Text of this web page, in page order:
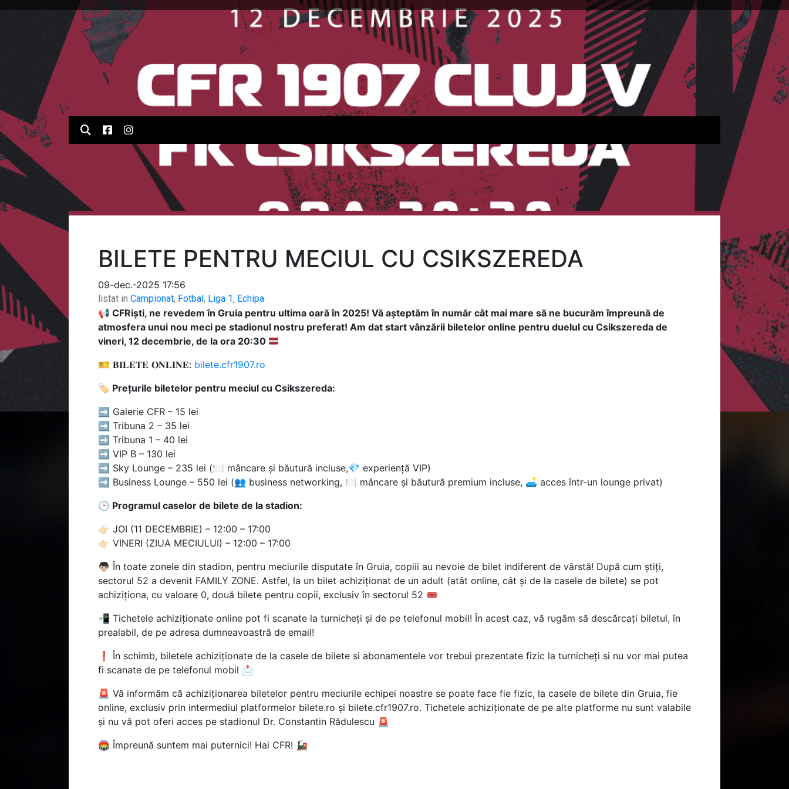
BILETE PENTRU MECIUL CU CSIKSZEREDA
09-dec.-2025 17:56
listat in Campionat, Fotbal, Liga 1, Echipa
📢 CFRiști, ne revedem în Gruia pentru ultima oară în 2025! Vă așteptăm în număr cât mai mare să ne bucurăm împreună de
atmosfera unui nou meci pe stadionul nostru preferat! Am dat start vânzării biletelor online pentru duelul cu Csikszereda de
vineri, 12 decembrie, de la ora 20:30
🎫 𝐁𝐈𝐋𝐄𝐓𝐄 𝐎𝐍𝐋𝐈𝐍𝐄: bilete.cfr1907.ro
🏷 Prețurile biletelor pentru meciul cu Csikszereda:
➡ Galerie CFR – 15 lei
➡ Tribuna 2 – 35 lei
➡ Tribuna 1 – 40 lei
➡ VIP B – 130 lei
➡ Sky Lounge – 235 lei (🍽 mâncare și băutură incluse,💎 experiență VIP)
➡ Business Lounge – 550 lei (👥 business networking, 🍽 mâncare și băutură premium incluse, 🛋 acces într-un lounge privat)
🕒 Programul caselor de bilete de la stadion:
👉🏻 JOI (11 DECEMBRIE) – 12:00 – 17:00
👉🏻 VINERI (ZIUA MECIULUI) – 12:00 – 17:00
👦🏻 În toate zonele din stadion, pentru meciurile disputate în Gruia, copiii au nevoie de bilet indiferent de vârstă! După cum știți,
sectorul 52 a devenit FAMILY ZONE. Astfel, la un bilet achiziționat de un adult (atât online, cât și de la casele de bilete) se pot
achiziționa, cu valoare 0, două bilete pentru copii, exclusiv în sectorul 52 🎟
📲 Tichetele achiziționate online pot fi scanate la turnicheți și de pe telefonul mobil! În acest caz, vă rugăm să descărcați biletul, în
prealabil, de pe adresa dumneavoastră de email!
❗ În schimb, biletele achiziționate de la casele de bilete si abonamentele vor trebui prezentate fizic la turnicheți si nu vor mai putea
fi scanate de pe telefonul mobil 📩
🚨 Vă informăm că achiziționarea biletelor pentru meciurile echipei noastre se poate face fie fizic, la casele de bilete din Gruia, fie
online, exclusiv prin intermediul platformelor bilete.ro și bilete.cfr1907.ro. Tichetele achiziționate de pe alte platforme nu sunt valabile
și nu vă pot oferi acces pe stadionul Dr. Constantin Rădulescu 🚨
🏟 Împreună suntem mai puternici! Hai CFR! 🚂